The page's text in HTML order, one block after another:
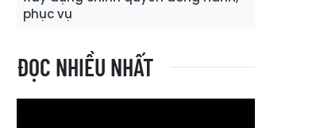
phục vụ
ĐỌC NHIỀU NHẤT